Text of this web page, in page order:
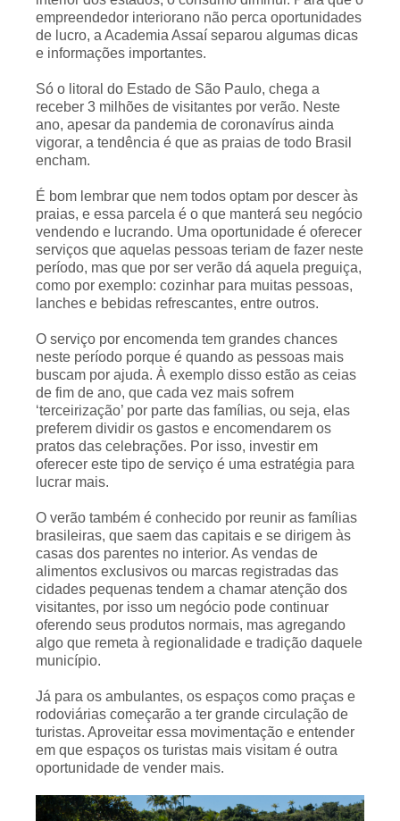
empreendedor interiorano não perca oportunidades
de lucro, a Academia Assaí separou algumas dicas
e informações importantes.
Só o litoral do Estado de São Paulo, chega a
receber 3 milhões de visitantes por verão. Neste
ano, apesar da pandemia de coronavírus ainda
vigorar, a tendência é que as praias de todo Brasil
encham.
É bom lembrar que nem todos optam por descer às
praias, e essa parcela é o que manterá seu negócio
vendendo e lucrando. Uma oportunidade é oferecer
serviços que aquelas pessoas teriam de fazer neste
período, mas que por ser verão dá aquela preguiça,
como por exemplo: cozinhar para muitas pessoas,
lanches e bebidas refrescantes, entre outros.
O serviço por encomenda tem grandes chances
neste período porque é quando as pessoas mais
buscam por ajuda. À exemplo disso estão as ceias
de fim de ano, que cada vez mais sofrem
‘terceirização’ por parte das famílias, ou seja, elas
preferem dividir os gastos e encomendarem os
pratos das celebrações. Por isso, investir em
oferecer este tipo de serviço é uma estratégia para
lucrar mais.
O verão também é conhecido por reunir as famílias
brasileiras, que saem das capitais e se dirigem às
casas dos parentes no interior. As vendas de
alimentos exclusivos ou marcas registradas das
cidades pequenas tendem a chamar atenção dos
visitantes, por isso um negócio pode continuar
oferendo seus produtos normais, mas agregando
algo que remeta à regionalidade e tradição daquele
município.
Já para os ambulantes, os espaços como praças e
rodoviárias começarão a ter grande circulação de
turistas. Aproveitar essa movimentação e entender
em que espaços os turistas mais visitam é outra
oportunidade de vender mais.